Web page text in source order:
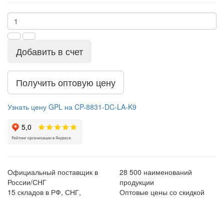
Добавить в счет
Получить оптовую цену
Узнать цену GPL на CP-8831-DC-LA-K9
Официальный поставщик в
России/СНГ
28 500 наименований
продукции
15 складов в РФ, СНГ,
Оптовые цены со скидкой